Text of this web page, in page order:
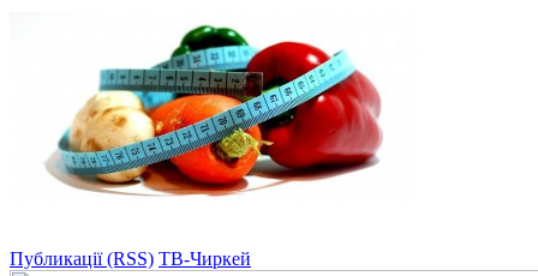
Публикації (RSS) ТВ-Чиркей